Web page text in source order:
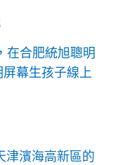
在合肥統旭聰明
幕生孩子線上
津濱海高新區的